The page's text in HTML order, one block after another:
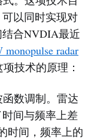
以同时实现对
合NVDIA最近
monopulse radar
技术的原理：
数调制。雷达
间与频率上差
时间，频率上的